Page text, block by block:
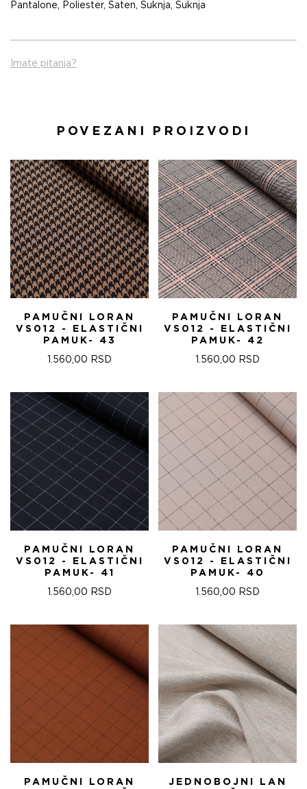
Pantalone, Poliester, Saten, Suknja, Suknja
Imate pitanja?
POVEZANI PROIZVODI
PAMUČNI LORAN
VS012 - ELASTIČNI
PAMUK- 43
1.560,00 RSD
PAMUČNI LORAN
VS012 - ELASTIČNI
PAMUK- 42
1.560,00 RSD
PAMUČNI LORAN
VS012 - ELASTIČNI
PAMUK- 41
1.560,00 RSD
PAMUČNI LORAN
VS012 - ELASTIČNI
PAMUK- 40
1.560,00 RSD
PAMUČNI LORAN JEDNOBOJNI LAN